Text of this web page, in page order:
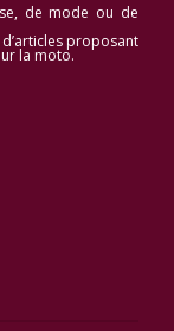
de mode ou de
d’articles proposant
la moto.